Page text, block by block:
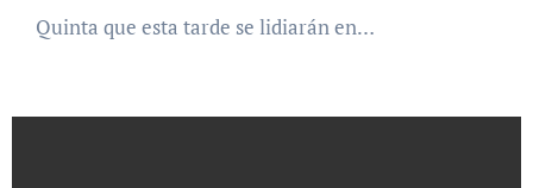
Quinta que esta tarde se lidiarán en…